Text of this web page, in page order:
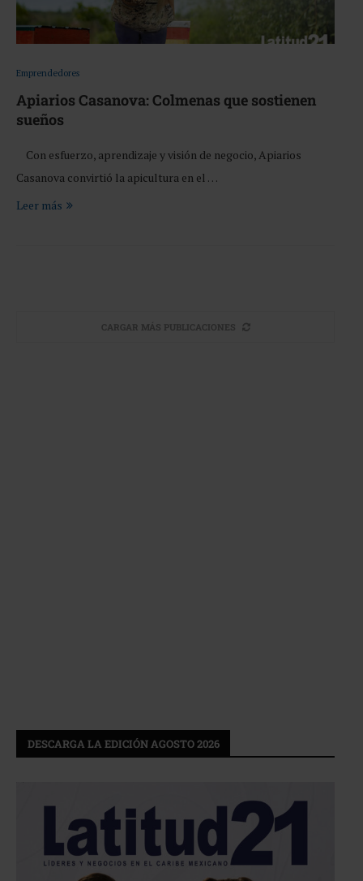
Emprendedores
Apiarios Casanova: Colmenas que sostienen
sueños
Con esfuerzo, aprendizaje y visión de negocio, Apiarios
Casanova convirtió la apicultura en el …
Leer más
CARGAR MÁS PUBLICACIONES
DESCARGA LA EDICIÓN AGOSTO 2026